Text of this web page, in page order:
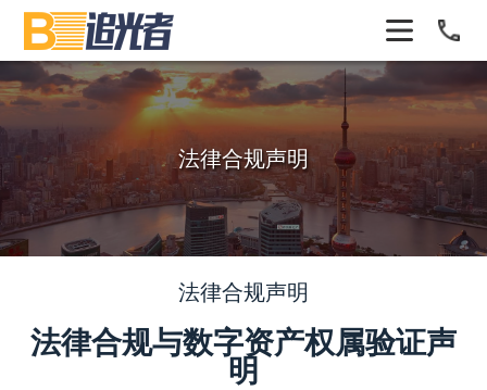
法律合规声明
法律合规声明
法律合规与数字资产权属验证声
明